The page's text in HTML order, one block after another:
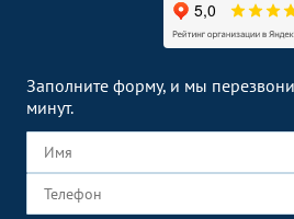
Заполните форму, и мы
минут.